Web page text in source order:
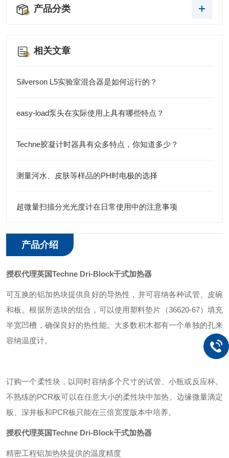
产品分类
相关文章
Silverson L5实验室混合器是如何运行的？
easy-load泵头在实际使用上具有哪些特点？
Techne胶凝计时器具有众多特点，你知道多少？
测量河水、皮肤等样品的PH时电极的选择
超微量扫描分光光度计在日常使用中的注意事项
产品介绍
授权代理英国Techne Dri-Block干式加热器
可互换的铝加热块提供良好的导热性，并可容纳各种试管、皮碗
和板。根据所选块的组合，可以使用塑料垫片（36620-67）填充
半宽凹槽，确保良好的热性能。大多数积木都有一个单独的孔来
容纳温度计。
订购一个柔性块，以同时容纳多个尺寸的试管、小瓶或反应杯。
不熟练的PCR板可以在任意大小的柔性块中加热。边缘微量滴定
板、深井板和PCR板只能在三倍宽度版本中培养。
授权代理英国Techne Dri-Block干式加热器
精密工程铝加热块提供的温度精度